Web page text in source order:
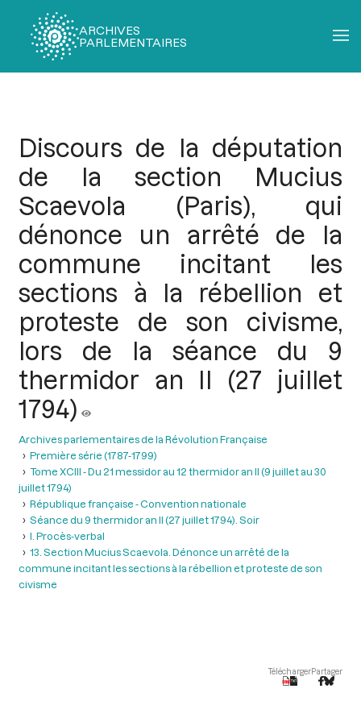
ARCHIVES
PARLEMENTAIRES
Discours de la députation
de la section Mucius
Scaevola (Paris), qui
dénonce un arrêté de la
commune incitant les
sections à la rébellion et
proteste de son civisme,
lors de la séance du 9
thermidor an II (27 juillet
1794)
Archives parlementaires de la Révolution Française
Première série (1787-1799)
Tome XCIII - Du 21 messidor au 12 thermidor an II (9 juillet au 30
juillet 1794)
République française - Convention nationale
Séance du 9 thermidor an II (27 juillet 1794). Soir
I. Procès-verbal
13. Section Mucius Scaevola. Dénonce un arrêté de la
commune incitant les sections à la rébellion et proteste de son
civisme
TéléchargerPartager